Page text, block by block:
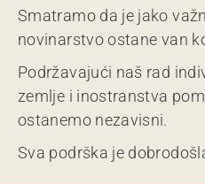
Smatramo da je jako
novinarstvo ostane van
Podržavajući naš rad
zemlje i inostranstva
ostanemo nezavisni.
Sva podrška je